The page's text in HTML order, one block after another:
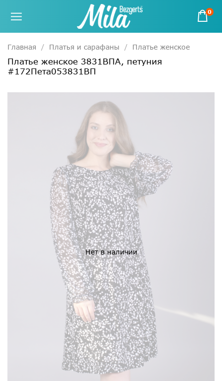
0
Главная Платья и сарафаны Платье женское
Платье женское 3831ВПА, петуния
#172Пета053831ВП
Нет в наличии